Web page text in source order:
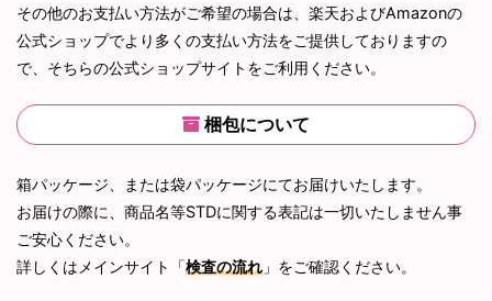
その他のお支払い方法がご希望の場合は、楽天およびAmazonの
公式ショップでより多くの支払い方法をご提供しておりますの
で、そちらの公式ショップサイトをご利用ください。
梱包について
箱パッケージ、または袋パッケージにてお届けいたします。
お届けの際に、商品名等STDに関する表記は一切いたしません事
ご安心ください。
詳しくはメインサイト「検査の流れ」をご確認ください。